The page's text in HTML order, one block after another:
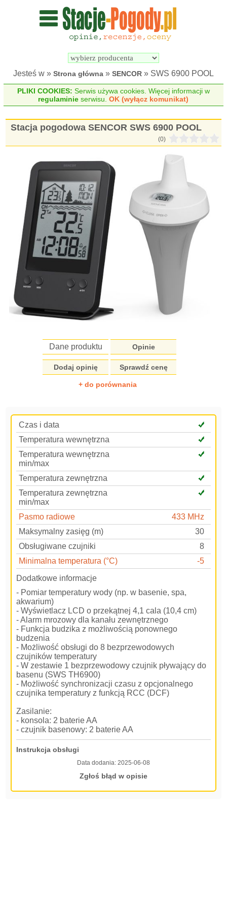
Wyszukiwarka
pogodowych
Jesteś w » Strona główna » SENCOR » SWS 6900 POOL
PLIKI COOKIES: Serwis używa cookies. Więcej informacji w
regulaminie serwisu.OK (wyłącz komunikat)
Stacja pogodowa SENCOR SWS 6900 POOL
(0)
Dane produktu Opinie
Dodaj opinię Sprawdź cenę
+ do porównania
Czas i data
Temperatura wewnętrzna
Temperatura wewnętrzna
min/max
Temperatura zewnętrzna
Temperatura zewnętrzna
min/max
Pasmo radiowe
433 MHz
Maksymalny zasięg (m)
30
Obsługiwane czujniki
8
Minimalna temperatura (°C)
-5
Dodatkowe informacje
- Pomiar temperatury wody (np. w basenie, spa,
akwarium)
- Wyświetlacz LCD o przekątnej 4,1 cala (10,4 cm)
- Alarm mrozowy dla kanału zewnętrznego
- Funkcja budzika z możliwością ponownego
budzenia
- Możliwość obsługi do 8 bezprzewodowych
czujników temperatury
- W zestawie 1 bezprzewodowy czujnik pływający do
basenu (SWS TH6900)
- Możliwość synchronizacji czasu z opcjonalnego
czujnika temperatury z funkcją RCC (DCF)
Zasilanie:
- konsola: 2 baterie AA
- czujnik basenowy: 2 baterie AA
Instrukcja obsługi
Data dodania: 2025-06-08
Zgłoś błąd w opisie